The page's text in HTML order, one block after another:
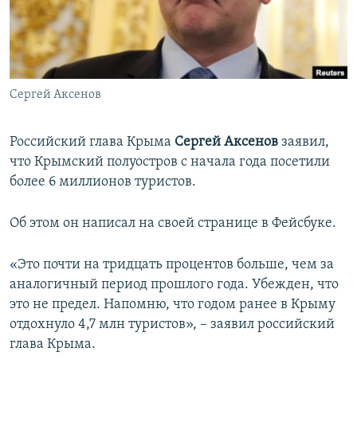
ПОБЕДИТЕЛЕЙ НЕ СУДЯТ?
КРЫМ.НЕПОКОРЕННЫЙ
ELIFBE
УКРАИНСКАЯ ПРОБЛЕМА КРЫМА
ПРИСОЕДИНЯЙТЕСЬ!
Сергей Аксенов
Российский глава Крыма Сергей Аксенов заявил,
что Крымский полуостров с начала года посетили
более 6 миллионов туристов.
Об этом он написал на своей странице в Фейсбуке.
«Это почти на тридцать процентов больше, чем за
аналогичный период прошлого года. Убежден, что
это не предел. Напомню, что годом ранее в Крыму
отдохнуло 4,7 млн туристов», – заявил российский
глава Крыма.